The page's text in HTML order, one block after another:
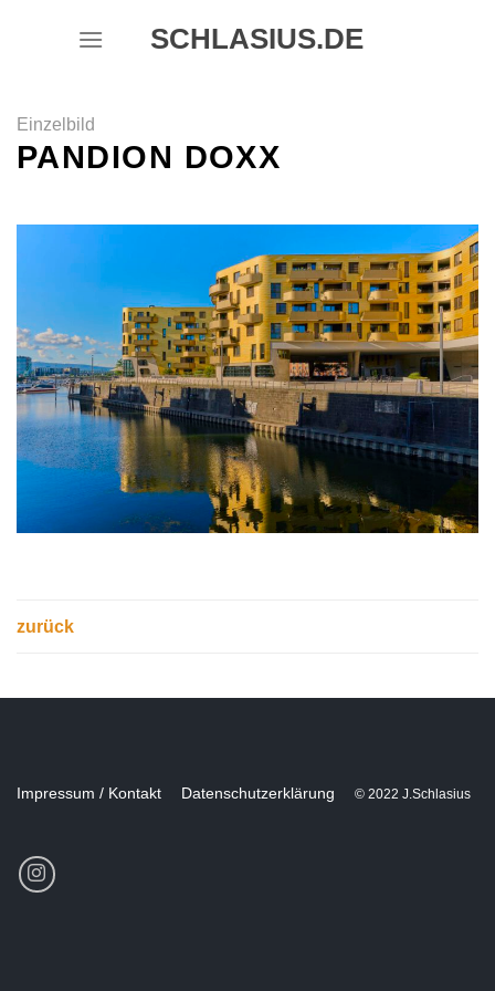
SCHLASIUS.DE
Einzelbild
PANDION DOXX
zurück
Impressum / Kontakt Datenschutzerklärung © 2022 J.Schlasius